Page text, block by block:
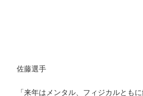
佐藤選手
「来年はメンタル、フィジカルとも